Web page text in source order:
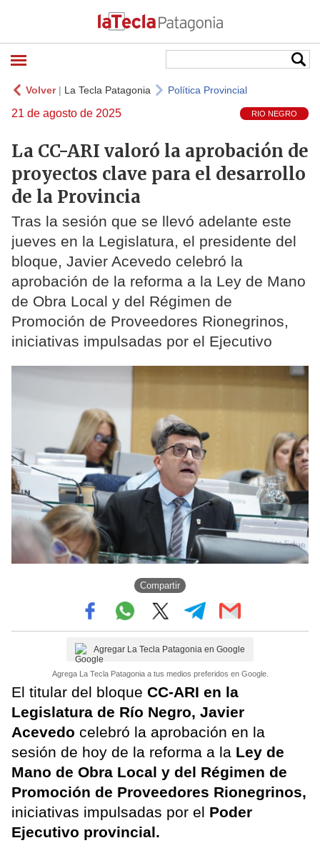
Volver| La Tecla Patagonia Política Provincial
21 de agosto de 2025 RIO NEGRO
La CC-ARI valoró la aprobación de
proyectos clave para el desarrollo
de la Provincia
Tras la sesión que se llevó adelante este
jueves en la Legislatura, el presidente del
bloque, Javier Acevedo celebró la
aprobación de la reforma a la Ley de Mano
de Obra Local y del Régimen de
Promoción de Proveedores Rionegrinos,
iniciativas impulsadas por el Ejecutivo
Compartir
Agregar La Tecla Patagonia en Google
Agrega La Tecla Patagonia a tus medios preferidos en Google.
El titular del bloque CC-ARI en la
Legislatura de Río Negro, Javier
Acevedo celebró la aprobación en la
sesión de hoy de la reforma a la Ley de
Mano de Obra Local y del Régimen de
Promoción de Proveedores Rionegrinos,
iniciativas impulsadas por el Poder
Ejecutivo provincial.